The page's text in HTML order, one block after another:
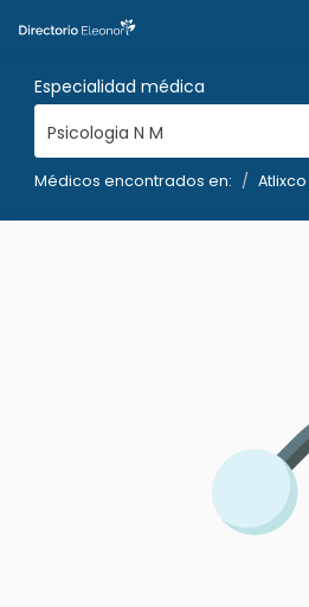
Especialidad médica
Psicologia N M
Médicos encontrados en: Atlixco